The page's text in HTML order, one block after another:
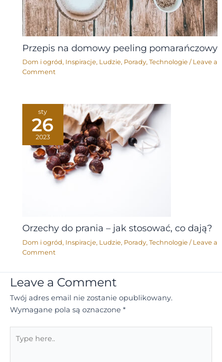
Przepis na domowy peeling pomarańczowy
Dom i ogród, Inspiracje, Ludzie, Porady, Technologie / Leave a
Comment
sty
26
2023
Orzechy do prania – jak stosować, co dają?
Dom i ogród, Inspiracje, Ludzie, Porady, Technologie / Leave a
Comment
Leave a Comment
Twój adres email nie zostanie opublikowany.
Wymagane pola są oznaczone *
here..